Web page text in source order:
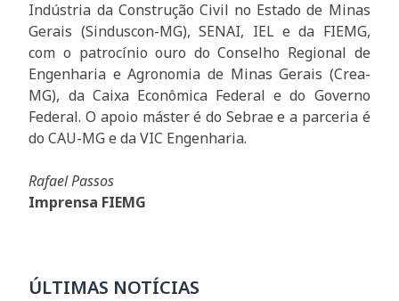
Indústria da Construção Civil no Estado de Minas
Gerais (Sinduscon-MG), SENAI, IEL e da FIEMG,
com o patrocínio ouro do Conselho Regional de
Engenharia e Agronomia de Minas Gerais (Crea-
MG), da Caixa Econômica Federal e do Governo
Federal. O apoio máster é do Sebrae e a parceria é
do CAU-MG e da VIC Engenharia.
Rafael Passos
Imprensa FIEMG
ÚLTIMAS NOTÍCIAS